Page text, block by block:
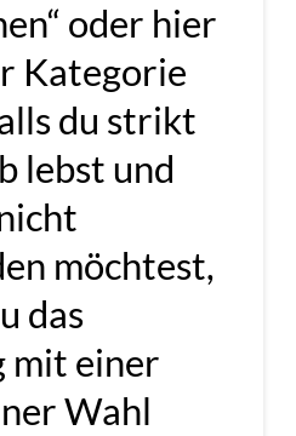
oder hier
Kategorie
du strikt
lebst und
möchtest,
das
mit einer
Wahl